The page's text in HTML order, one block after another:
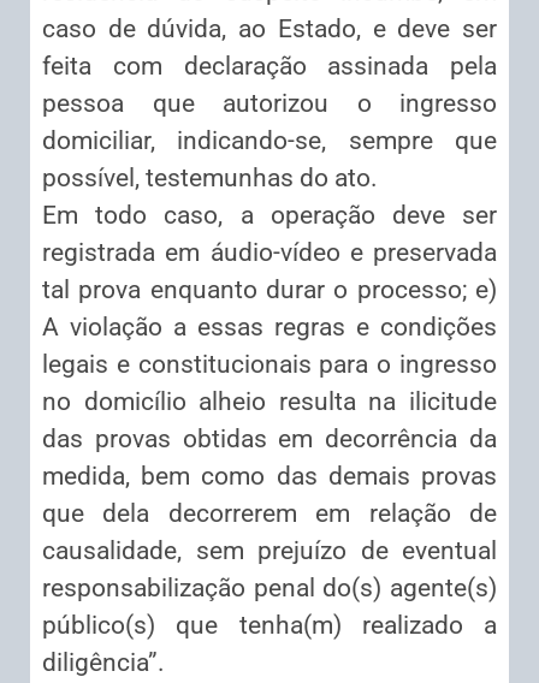
caso de dúvida, ao Estado, e deve ser
feita com declaração assinada pela
pessoa que autorizou o ingresso
domiciliar, indicando-se, sempre que
possível, testemunhas do ato.
Em todo caso, a operação deve ser
registrada em áudio-vídeo e preservada
tal prova enquanto durar o processo; e)
A violação a essas regras e condições
legais e constitucionais para o ingresso
no domicílio alheio resulta na ilicitude
das provas obtidas em decorrência da
medida, bem como das demais provas
que dela decorrerem em relação de
causalidade, sem prejuízo de eventual
responsabilização penal do(s) agente(s)
público(s) que tenha(m) realizado a
diligência”.